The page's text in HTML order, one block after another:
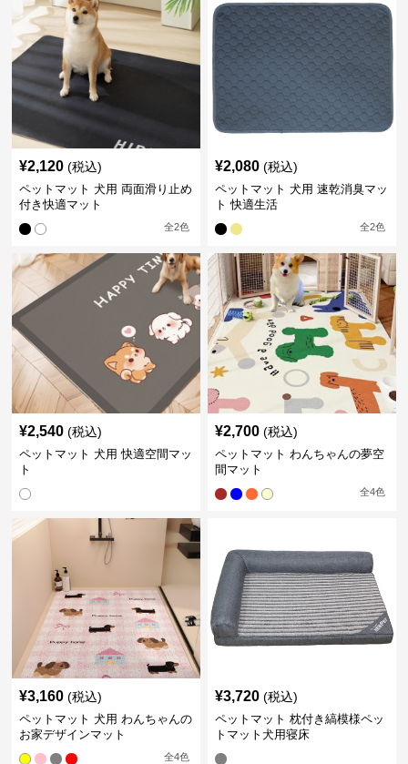
¥2,120 (税込)
ペットマット 犬用 両面滑り止め
付き快適マット
全2色
¥2,080 (税込)
ペットマット 犬用 速乾消臭マッ
ト 快適生活
全2色
¥2,540 (税込)
ペットマット 犬用 快適空間マッ
ト
¥2,700 (税込)
ペットマット わんちゃんの夢空
間マット
全4色
¥3,160 (税込)
ペットマット 犬用 わんちゃんの
お家デザインマット
全4色
¥3,720 (税込)
ペットマット 枕付き縞模様ペッ
トマット犬用寝床